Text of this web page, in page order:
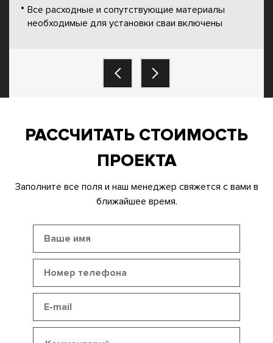
Все расходные и сопутствующие материалы
необходимые для установки сваи включены
РАССЧИТАТЬ СТОИМОСТЬ
ПРОЕКТА
Заполните все поля и наш менеджер свяжется с вами в
ближайшее время.